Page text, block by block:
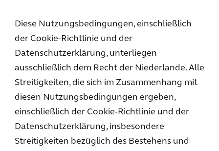
Diese Nutzungsbedingungen, einschließlich
der Cookie-Richtlinie und der
Datenschutzerklärung, unterliegen
ausschließlich dem Recht der Niederlande. Alle
Streitigkeiten, die sich im Zusammenhang mit
diesen Nutzungsbedingungen ergeben,
einschließlich der Cookie-Richtlinie und der
Datenschutzerklärung, insbesondere
Streitigkeiten bezüglich des Bestehens und